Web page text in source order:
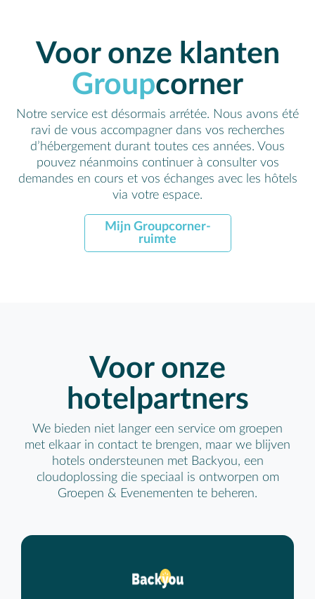
Voor onze klanten
Groupcorner
Notre service est désormais arrétée. Nous avons été
ravi de vous accompagner dans vos recherches
d’hébergement durant toutes ces années. Vous
pouvez néanmoins continuer à consulter vos
demandes en cours et vos échanges avec les hôtels
via votre espace.
Mijn Groupcorner-
ruimte
Voor onze
hotelpartners
We bieden niet langer een service om groepen
met elkaar in contact te brengen, maar we blijven
hotels ondersteunen met Backyou, een
cloudoplossing die speciaal is ontworpen om
Groepen & Evenementen te beheren.